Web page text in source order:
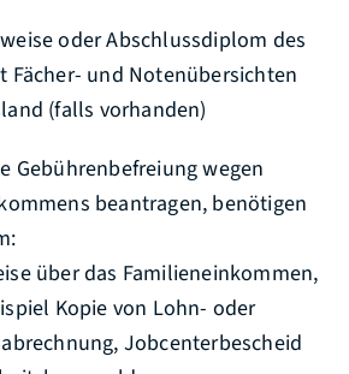
oderAbschlussdiplom des
Fächer- und Notenübersichten
(falls vorhanden)
Gebührenbefreiung wegen
beantragen, benötigen
über das Familieneinkommen,
Kopie von Lohn- oder
Jobcenterbescheid